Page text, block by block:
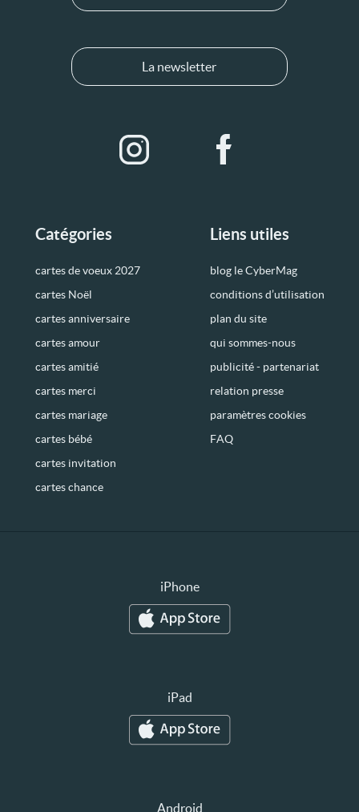
Catégories
cartes de voeux 2027
cartes Noël
cartes anniversaire
cartes amour
cartes amitié
cartes merci
cartes mariage
cartes bébé
cartes invitation
cartes chance
Liens utiles
blog le CyberMag
conditions d’utilisation
plan du site
qui sommes-nous
publicité - partenariat
relation presse
paramètres cookies
FAQ
La newsletter
iPhone
iPad
Android